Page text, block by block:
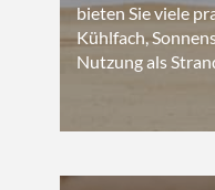
bieten Sie viele
Kühlfach,
Nutzung als